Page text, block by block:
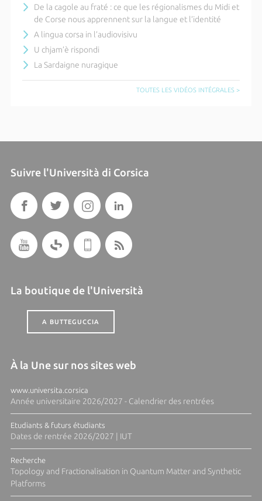
De la cagole au fraté : ce que les régionalismes du Midi et
de Corse nous apprennent sur la langue et l’identité
A lingua corsa in l’audiovisivu
U chjam’è rispondi
La Sardaigne nuragique
TOUTES LES VIDÉOS INTÉGRALES >
Suivre l'Università di Corsica
La boutique de l'Università
A BUTTEGUCCIA
À la Une sur nos sites web
www.universita.corsica
Année universitaire 2026/2027 - Calendrier des rentrées
Etudiants & futurs étudiants
Dates de rentrée 2026/2027 | IUT
Recherche
Topology and Fractionalisation in Quantum Matter and Synthetic
Platforms